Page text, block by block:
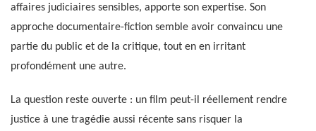
affaires judiciaires sensibles, apporte son expertise. Son
approche documentaire-fiction semble avoir convaincu une
partie du public et de la critique, tout en en irritant
profondément une autre.
La question reste ouverte : un film peut-il réellement rendre
justice à une tragédie aussi récente sans risquer la